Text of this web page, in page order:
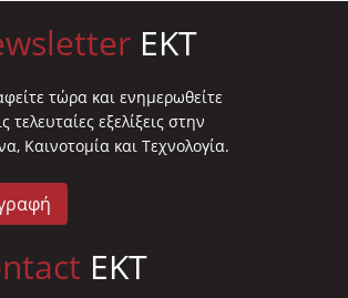
EKT
τώρα και ενημερωθείτε
τελευταίες εξελίξεις στην
Καινοτομία και Τεχνολογία.
EKT